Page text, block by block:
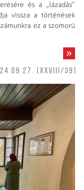
és a „lázadás”
vissza a történések
ez a szomorú
(XXVIII/39)